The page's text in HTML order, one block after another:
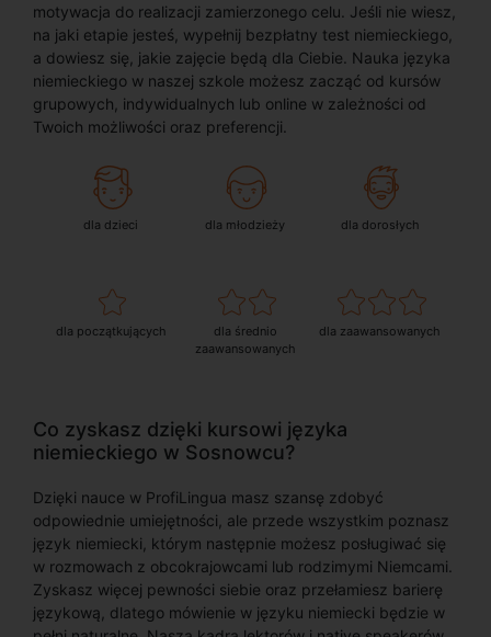
motywacja do realizacji zamierzonego celu. Jeśli nie wiesz,
na jaki etapie jesteś, wypełnij bezpłatny test niemieckiego,
a dowiesz się, jakie zajęcie będą dla Ciebie. Nauka języka
niemieckiego w naszej szkole możesz zacząć od kursów
grupowych, indywidualnych lub online w zależności od
Twoich możliwości oraz preferencji.
dla dzieci dla młodzieży dla dorosłych
dla początkujących
dla średnio
zaawansowanych
dla zaawansowanych
Co zyskasz dzięki kursowi języka
niemieckiego w Sosnowcu?
Dzięki nauce w ProfiLingua masz szansę zdobyć
odpowiednie umiejętności, ale przede wszystkim poznasz
język niemiecki, którym następnie możesz posługiwać się
w rozmowach z obcokrajowcami lub rodzimymi Niemcami.
Zyskasz więcej pewności siebie oraz przełamiesz barierę
językową, dlatego mówienie w języku niemiecki będzie w